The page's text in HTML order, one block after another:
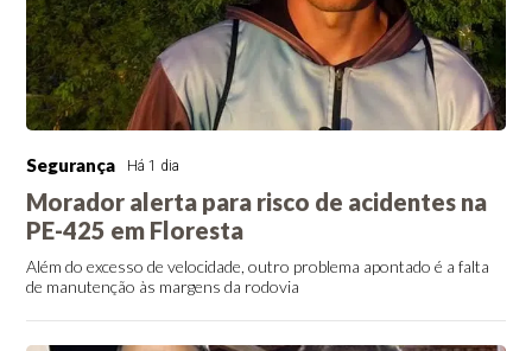
Segurança Há 1 dia
Morador alerta para risco de acidentes na
PE-425 em Floresta
Além do excesso de velocidade, outro problema apontado é a falta
de manutenção às margens da rodovia